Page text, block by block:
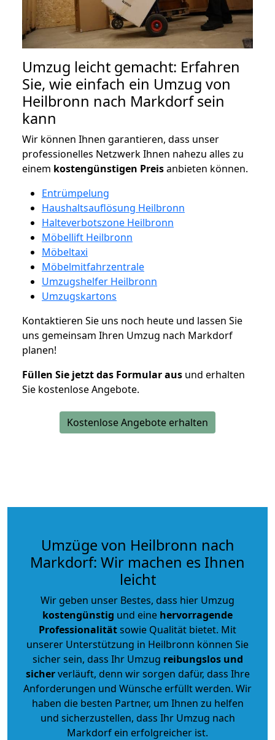
Umzug leicht gemacht: Erfahren
Sie, wie einfach ein Umzug von
Heilbronn nach Markdorf sein
kann
Wir können Ihnen garantieren, dass unser
professionelles Netzwerk Ihnen nahezu alles zu
einem kostengünstigen Preisanbieten können.
Entrümpelung
Haushaltsauflösung Heilbronn
Halteverbotszone Heilbronn
Möbellift Heilbronn
Möbeltaxi
Möbelmitfahrzentrale
Umzugshelfer Heilbronn
Umzugskartons
Kontaktieren Sie uns noch heute und lassen Sie
uns gemeinsam Ihren Umzug nach Markdorf
planen!
Füllen Sie jetzt das Formular aus und erhalten
Sie kostenlose Angebote.
Kostenlose Angebote erhalten
Umzüge von Heilbronn nach
Markdorf: Wir machen es Ihnen
leicht
Wir geben unser Bestes, dass hier Umzug
kostengünstig und eine hervorragende
Professionalitätsowie Qualität bietet. Mit
unserer Unterstützung in Heilbronn können Sie
sicher sein, dass Ihr Umzug reibungslos und
sicherverläuft, denn wir sorgen dafür, dass Ihre
Anforderungen und Wünsche erfüllt werden. Wir
haben die besten Partner, um Ihnen zu helfen
und sicherzustellen, dass Ihr Umzug nach
Markdorf ein erfolgreicher ist.